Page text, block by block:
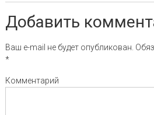
Добавить
Ваш e-mail не будет опубликован.
*
Комментарий